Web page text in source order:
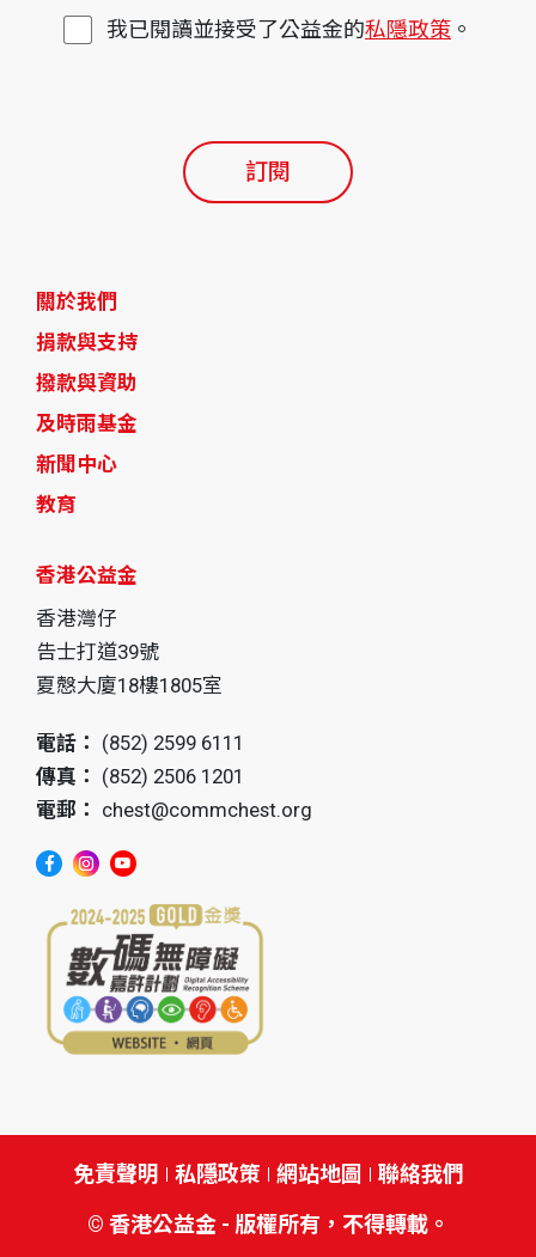
關於我們
捐款與支持
撥款與資助
及時雨基金
新聞中心
教育
香港公益金
香港灣仔
告士打道39號
夏慤大廈18樓1805室
電話： (852) 2599 6111
傳真： (852) 2506 1201
電郵： chest@commchest.org
我已閱讀並接受了公益金的私隱政策 。
訂閱
免責聲明 私隱政策 網站地圖
聯絡我們
© 香港公益金 - 版權所有，不得轉載。